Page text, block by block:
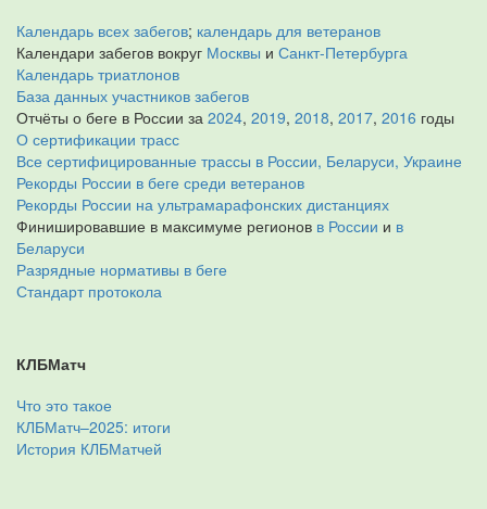
Календарь всех забегов; календарь для ветеранов
Календари забегов вокруг Москвы и Санкт-Петербурга
Календарь триатлонов
База данных участников забегов
Отчёты о беге в России за 2024, 2019, 2018, 2017, 2016 годы
О сертификации трасс
Все сертифицированные трассы в России, Беларуси, Украине
Рекорды России в беге среди ветеранов
Рекорды России на ультрамарафонских дистанциях
Финишировавшие в максимуме регионов в России и в
Беларуси
Разрядные нормативы в беге
Стандарт протокола
КЛБМатч
Что это такое
КЛБМатч–2025: итоги
История КЛБМатчей